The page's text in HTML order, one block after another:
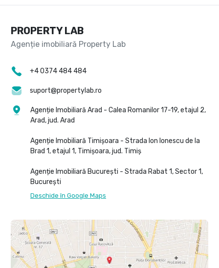
PROPERTY LAB
+4 0374 484 484
suport@propertylab.ro
Agenție Imobiliară Arad - Calea Romanilor 17-19, etajul 2,
Arad, jud. Arad
Agenție Imobiliară Timișoara - Strada Ion Ionescu de la
Brad 1, etajul 1, Timișoara, jud. Timiș
Agenție Imobiliară București - Strada Rabat 1, Sector 1,
București
Deschide în Google Maps